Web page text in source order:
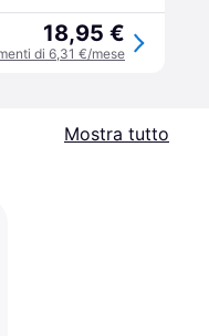
18,95 €
di 6,31 €/mese
Mostra tutto